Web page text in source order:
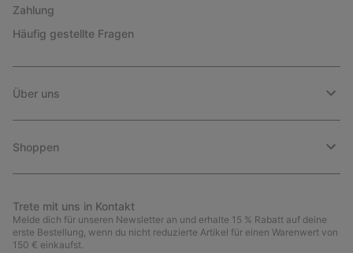
Zahlung
Häufig gestellte Fragen
Über uns
Shoppen
Trete mit uns in Kontakt
Melde dich für unseren Newsletter an und erhalte 15 % Rabatt auf deine
erste Bestellung, wenn du nicht reduzierte Artikel für einen Warenwert von
150 € einkaufst.